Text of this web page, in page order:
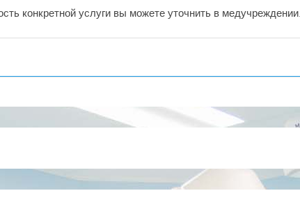
конкретной услуги вы можете уточнить в